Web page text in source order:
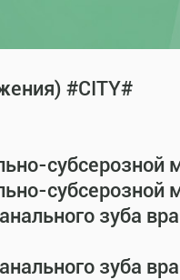
#CITY#
субсерозной
субсерозной
зуба
зуба